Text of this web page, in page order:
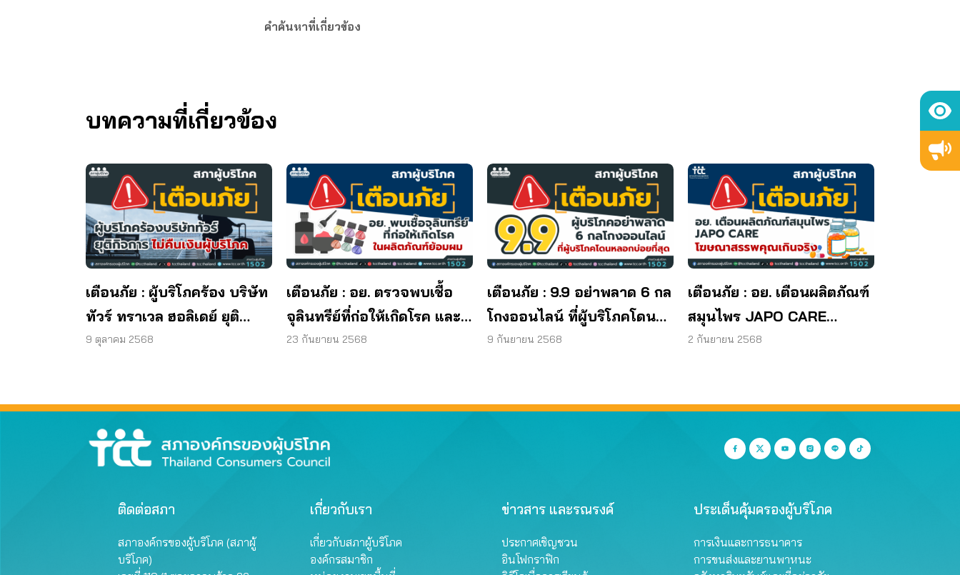
คำค้นหาที่เกี่ยวข้อง
บทความที่เกี่ยวข้อง
เตือนภัย : ผู้บริโภคร้อง บริษัท
ทัวร์ ทราเวล ฮอลิเดย์ ยุติ
กิจการ ไม่คืนเงินผู้บริโภค
9 ตุลาคม 2568
เตือนภัย : อย. ตรวจพบเชื้อ
จุลินทรีย์ที่ก่อให้เกิดโรค และ
พบแบคทีเรีย ยีสต์ และรา เกิน
23 กันยายน 2568
เตือนภัย : 9.9 อย่าพลาด 6 กล
โกงออนไลน์ ที่ผู้บริโภคโดน
หลอกบ่อยที่สุด
9 กันยายน 2568
เตือนภัย : อย. เตือนผลิตภัณฑ์
สมุนไพร JAPO CARE
โฆษณาสรรพคุณเกินจริง
2 กันยายน 2568
ติดต่อสภา
สภาองค์กรของผู้บริโภค (สภาผู้
บริโภค)
เกี่ยวกับเรา
เกี่ยวกับสภาผู้บริโภค
องค์กรสมาชิก
ข่าวสาร และรณรงค์
ประกาศเชิญชวน
อินโฟกราฟิก
ประเด็นคุ้มครองผู้บริโภค
การเงินและการธนาคาร
การขนส่งและยานพาหนะ